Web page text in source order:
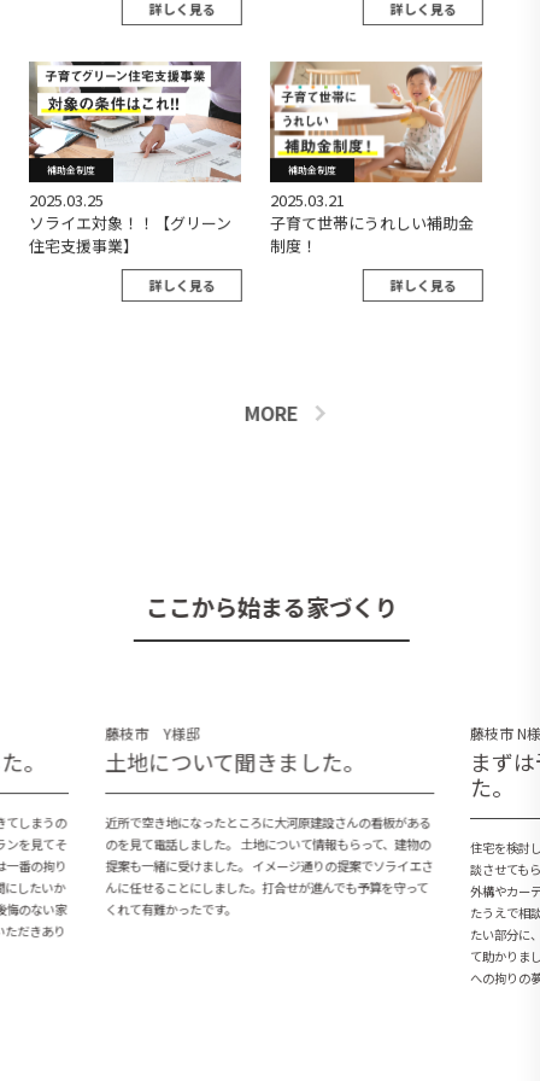
詳しく見る 詳しく見る
補助金制度
2025.03.25
ソライエ対象！！【グリーン
住宅支援事業】
詳しく見る
補助金制度
2025.03.21
子育て世帯にうれしい補助金
制度！
詳しく見る
MORE
ここから始まる家づくり
。
てしまうの
ンを見てそ
一番の拘り
にしたいか
悔のない家
ただきあり
藤枝市 Y様邸
土地について聞きました。
近所で空き地になったところに大河原建設さんの看板がある
のを見て電話しました。 土地について情報もらって、建物の
提案も一緒に受けました。 イメージ通りの提案でソライエさ
んに任せることにしました。打合せが進んでも予算を守って
くれて有難かったです。
藤枝市 N
まず
た。
住宅を検討
談させても
外構やカー
たうえで相
たい部分に
て助かりま
への拘りの